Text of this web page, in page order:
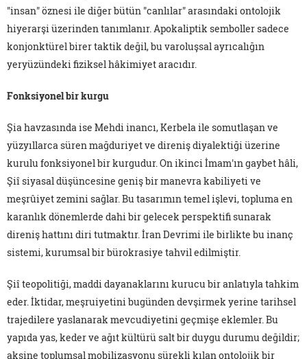
"insan" öznesi ile diğer bütün "canlılar" arasındaki ontolojik
hiyerarşi üzerinden tanımlanır. Apokaliptik semboller sadece
konjonktürel birer taktik değil, bu varoluşsal ayrıcalığın
yeryüzündeki fiziksel hâkimiyet aracıdır.
Fonksiyonel bir kurgu
Şia havzasında ise Mehdi inancı, Kerbela ile somutlaşan ve
yüzyıllarca süren mağduriyet ve direniş diyalektiği üzerine
kurulu fonksiyonel bir kurgudur. On ikinci İmam'ın gaybet hâli,
Şiî siyasal düşüncesine geniş bir manevra kabiliyeti ve
meşrûiyet zemini sağlar. Bu tasarımın temel işlevi, topluma en
karanlık dönemlerde dahi bir gelecek perspektifi sunarak
direniş hattını diri tutmaktır. İran Devrimi ile birlikte bu inanç
sistemi, kurumsal bir bürokrasiye tahvil edilmiştir.
Şiî teopolitiği, maddi dayanaklarını kurucu bir anlatıyla tahkim
eder. İktidar, meşruiyetini bugünden devşirmek yerine tarihsel
trajedilere yaslanarak mevcudiyetini geçmişe eklemler. Bu
yapıda yas, keder ve ağıt kültürü salt bir duygu durumu değildir;
aksine toplumsal mobilizasyonu sürekli kılan ontolojik bir